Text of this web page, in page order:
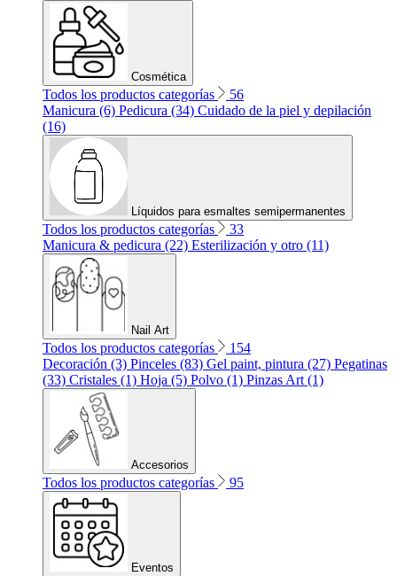
Cosmética
Todos los productos categorías
56
Manicura (6) Pedicura (34) Cuidado de la piel y depilación
(16)
Líquidos para esmaltes semipermanentes
Todos los productos categorías
33
Manicura & pedicura (22) Esterilización y otro (11)
Nail Art
Todos los productos categorías
154
Decoración (3) Pinceles (83) Gel paint, pintura (27) Pegatinas
(33) Cristales (1) Hoja (5) Polvo (1) Pinzas Art (1)
Accesorios
Todos los productos categorías 95
Eventos